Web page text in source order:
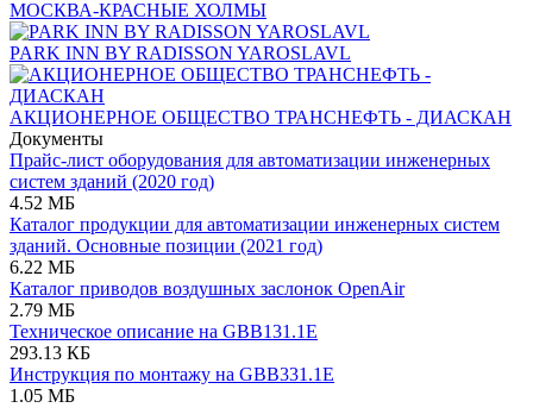
МОСКВА-КРАСНЫЕ ХОЛМЫ
PARK INN BY RADISSON YAROSLAVL
АКЦИОНЕРНОЕ ОБЩЕСТВО ТРАНСНЕФТЬ - ДИАСКАН
Документы
Прайс-лист оборудования для автоматизации инженерных
систем зданий (2020 год)
4.52 МБ
Каталог продукции для автоматизации инженерных систем
зданий. Основные позиции (2021 год)
6.22 МБ
Каталог приводов воздушных заслонок OpenAir
2.79 МБ
Техническое описание на GBB131.1E
293.13 КБ
Инструкция по монтажу на GBB331.1E
1.05 МБ